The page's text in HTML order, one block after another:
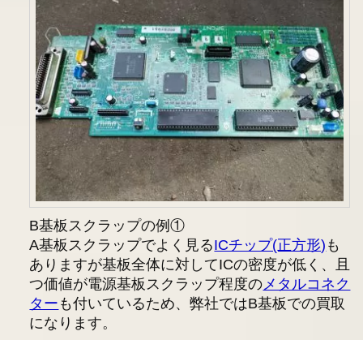
B基板スクラップの例①
A基板スクラップでよく見るICチップ(正方形) も
ありますが基板全体に対してICの密度が低く、且
つ価値が電源基板スクラップ程度のメタルコネク
ター も付いているため、弊社ではB基板での買取
になります。